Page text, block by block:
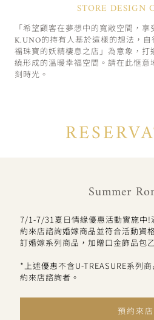
STORE DESIGN
「希望顧客在夢想中的寬敞空間，
K.UNO的持有人基於這樣的想法，
福珠寶的妖精棲息之店」為意象，
繞形成的溫暖幸福空間。請在此愜意
刻時光。
Summer
7/1-7/31夏日情緣優惠活動實施中!
約來店諮詢婚嫁商品並符合活動資
訂婚嫁系列商品，加贈口金飾品包
*上述優惠不含U-TREASURE系列
約來店諮詢者。
預約來店